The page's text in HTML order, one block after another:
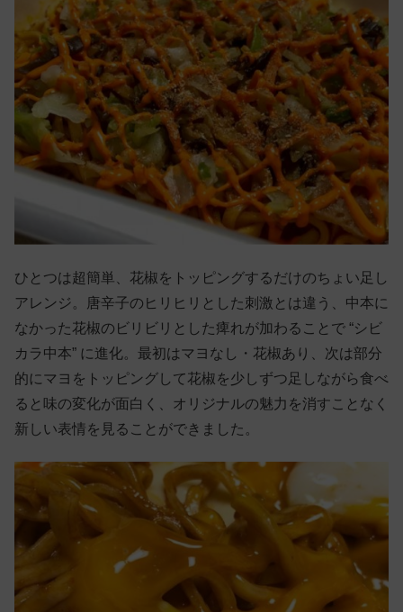
ひとつは超簡単、花椒をトッピングするだけのちょい足し
アレンジ。唐辛子のヒリヒリとした刺激とは違う、中本に
なかった花椒のビリビリとした痺れが加わることで “シビ
カラ中本” に進化。最初はマヨなし・花椒あり、次は部分
的にマヨをトッピングして花椒を少しずつ足しながら食べ
ると味の変化が面白く、オリジナルの魅力を消すことなく
新しい表情を見ることができました。